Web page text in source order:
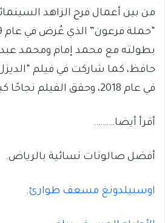
من بين أعمال فرح الزاهد
بطولته مع محمد إمام ومحمد
حافظ، كما شاركت في فيلم
في عام 2018، وحقق الفيلم نجاحًا كبيرًا في شباك التذاكر.
أقرأ أيضا……….
أفضل صالونات نسائية بالرياض.
اوسبيلدونغ مسعف طوارئ.